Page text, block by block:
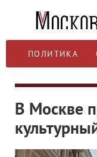
ПОЛИТИКА
В Москве